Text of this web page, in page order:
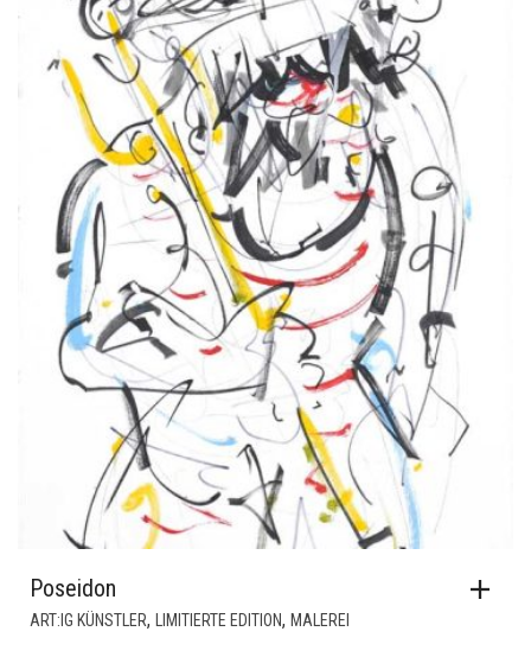
Poseidon
ART:IG KÜNSTLER, LIMITIERTE EDITION, MALEREI